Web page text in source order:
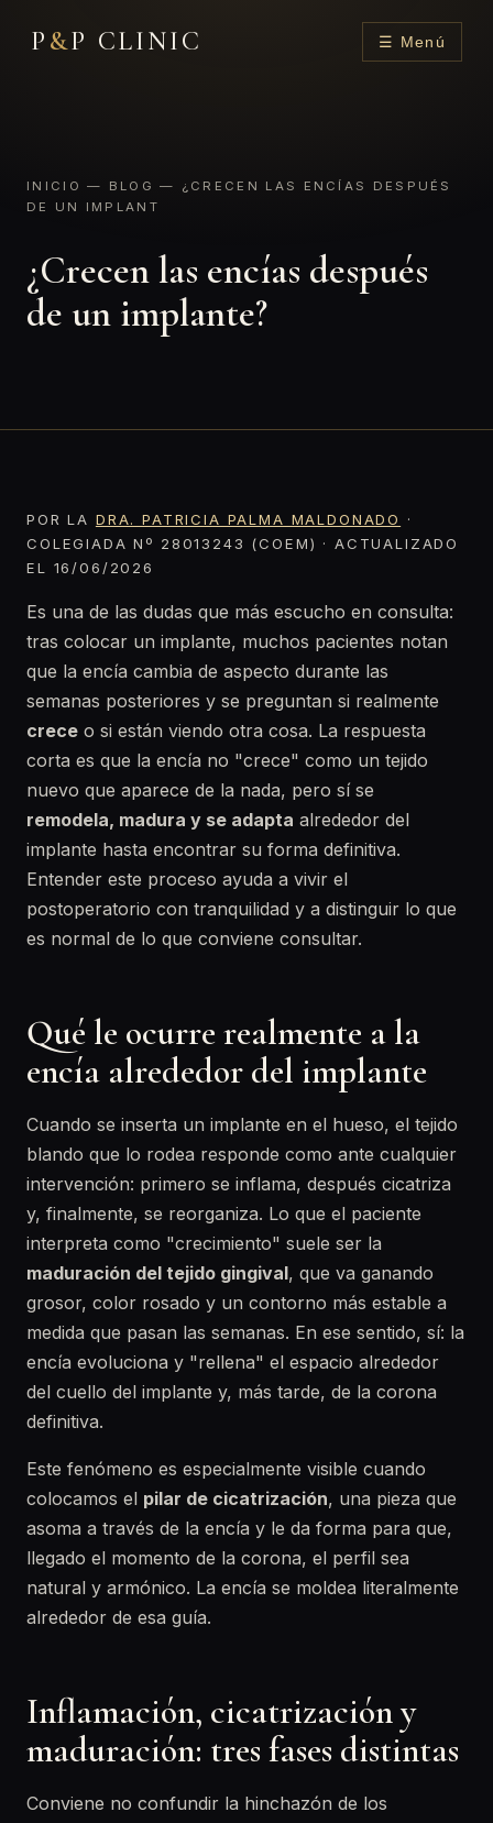
P &P CLINIC ☰ Menú
INICIO — BLOG — ¿CRECEN LAS ENCÍAS DESPUÉS
DE UN IMPLANT
¿Crecen las encías después
de un implante?
POR LA DRA. PATRICIA PALMA MALDONADO
·
COLEGIADA Nº 28013243 (COEM) · ACTUALIZADO
EL 16/06/2026
Es una de las dudas que más escucho en consulta:
tras colocar un implante, muchos pacientes notan
que la encía cambia de aspecto durante las
semanas posteriores y se preguntan si realmente
crece o si están viendo otra cosa. La respuesta
corta es que la encía no "crece" como un tejido
nuevo que aparece de la nada, pero sí se
remodela, madura y se adapta alrededor del
implante hasta encontrar su forma definitiva.
Entender este proceso ayuda a vivir el
postoperatorio con tranquilidad y a distinguir lo que
es normal de lo que conviene consultar.
Qué le ocurre realmente a la
encía alrededor del implante
Cuando se inserta un implante en el hueso, el tejido
blando que lo rodea responde como ante cualquier
intervención: primero se inflama, después cicatriza
y, finalmente, se reorganiza. Lo que el paciente
interpreta como "crecimiento" suele ser la
maduración del tejido gingival, que va ganando
grosor, color rosado y un contorno más estable a
medida que pasan las semanas. En ese sentido, sí: la
encía evoluciona y "rellena" el espacio alrededor
del cuello del implante y, más tarde, de la corona
definitiva.
Este fenómeno es especialmente visible cuando
colocamos el pilar de cicatrización, una pieza que
asoma a través de la encía y le da forma para que,
llegado el momento de la corona, el perfil sea
natural y armónico. La encía se moldea literalmente
alrededor de esa guía.
Inflamación, cicatrización y
maduración: tres fases distintas
Conviene no confundir la hinchazón de los